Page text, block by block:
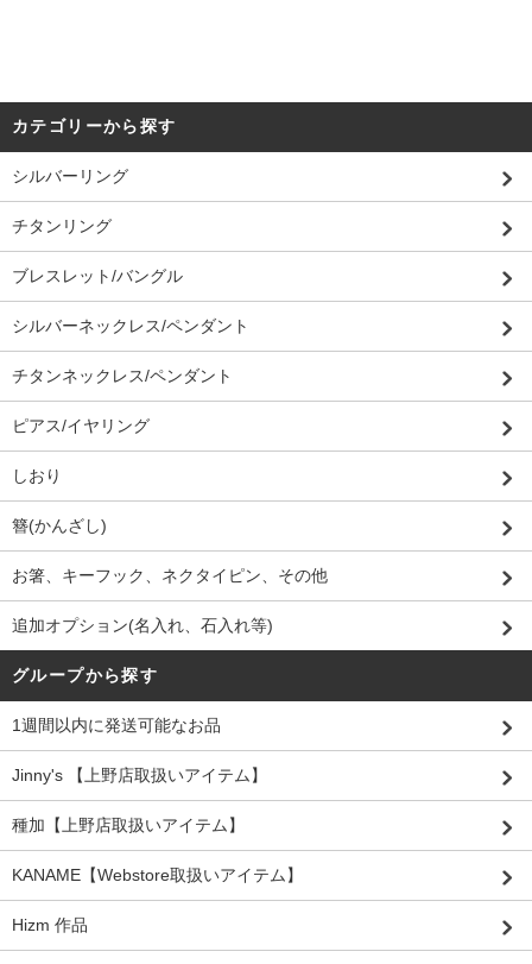
カテゴリーから探す
シルバーリング
チタンリング
ブレスレット/バングル
シルバーネックレス/ペンダント
チタンネックレス/ペンダント
ピアス/イヤリング
しおり
簪(かんざし)
お箸、キーフック、ネクタイピン、その他
追加オプション(名入れ、石入れ等)
グループから探す
1週間以内に発送可能なお品
Jinny's 【上野店取扱いアイテム】
種加【上野店取扱いアイテム】
KANAME【Webstore取扱いアイテム】
Hizm 作品